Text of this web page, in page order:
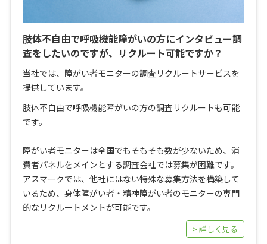
肢体不自由で呼吸機能障がいの方にインタビュー調
査をしたいのですが、リクルート可能ですか？
当社では、障がい者モニターの調査リクルートサービスを
提供しています。
肢体不自由で呼吸機能障がいの方の調査リクルートも可能
です。
障がい者モニターは全国でもそもそも数が少ないため、消
費者パネルをメインとする調査会社では募集が困難です。
アスマークでは、他社にはない特殊な募集方法を構築して
いるため、身体障がい者・精神障がい者のモニターの専門
的なリクルートメントが可能です。
> 詳しく見る